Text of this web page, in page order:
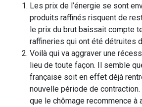
Les prix de l’énergie se sont
produits raffinés risquent de
le prix du brut baissait compte
raffineries qui ont été détruites
Voilà qui va aggraver une
lieu de toute façon. Il semble
française soit en effet déjà
nouvelle période de
que le chômage recommence à